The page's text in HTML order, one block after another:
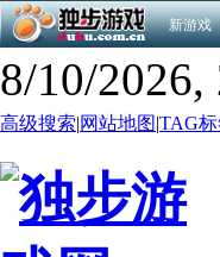
新游戏
8/10/
高级搜索|网站地图|TAG